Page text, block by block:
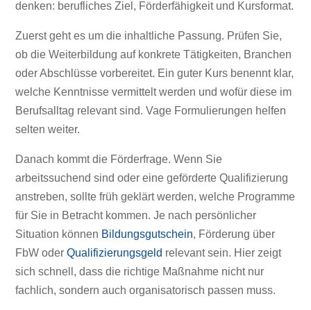
denken: berufliches Ziel, Förderfähigkeit und Kursformat.
Zuerst geht es um die inhaltliche Passung. Prüfen Sie,
ob die Weiterbildung auf konkrete Tätigkeiten, Branchen
oder Abschlüsse vorbereitet. Ein guter Kurs benennt klar,
welche Kenntnisse vermittelt werden und wofür diese im
Berufsalltag relevant sind. Vage Formulierungen helfen
selten weiter.
Danach kommt die Förderfrage. Wenn Sie
arbeitssuchend sind oder eine geförderte Qualifizierung
anstreben, sollte früh geklärt werden, welche Programme
für Sie in Betracht kommen. Je nach persönlicher
Situation können Bildungsgutschein, Förderung über
FbW oderQualifizierungsgeld relevant sein. Hier zeigt
sich schnell, dass die richtige Maßnahme nicht nur
fachlich, sondern auch organisatorisch passen muss.